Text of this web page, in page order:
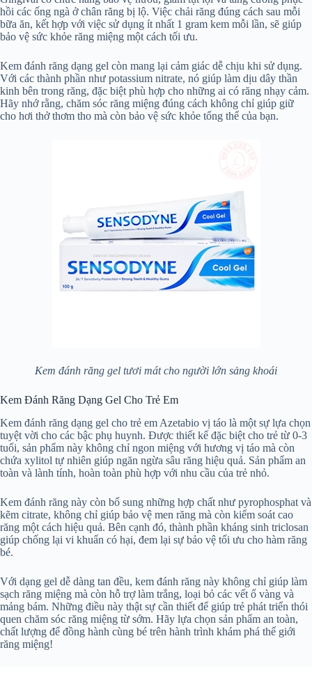
hồi các ống ngà ở chân răng bị lộ. Việc chải răng đúng cách sau mỗi
bữa ăn, kết hợp với việc sử dụng ít nhất 1 gram kem mỗi lần, sẽ giúp
bảo vệ sức khỏe răng miệng một cách tối ưu.
Kem đánh răng dạng gel còn mang lại cảm giác dễ chịu khi sử dụng.
Với các thành phần như potassium nitrate, nó giúp làm dịu dây thần
kinh bên trong răng, đặc biệt phù hợp cho những ai có răng nhạy cảm.
Hãy nhớ rằng, chăm sóc răng miệng đúng cách không chỉ giúp giữ
cho hơi thở thơm tho mà còn bảo vệ sức khỏe tổng thể của bạn.
Kem đánh răng gel tươi mát cho người lớn sảng khoái
Kem Đánh Răng Dạng Gel Cho Trẻ Em
Kem đánh răng dạng gel cho trẻ em Azetabio vị táo là một sự lựa chọn
tuyệt vời cho các bậc phụ huynh. Được thiết kế đặc biệt cho trẻ từ 0-3
tuổi, sản phẩm này không chỉ ngon miệng với hương vị táo mà còn
chứa xylitol tự nhiên giúp ngăn ngừa sâu răng hiệu quả. Sản phẩm an
toàn và lành tính, hoàn toàn phù hợp với nhu cầu của trẻ nhỏ.
Kem đánh răng này còn bổ sung những hợp chất như pyrophosphat và
kẽm citrate, không chỉ giúp bảo vệ men răng mà còn kiểm soát cao
răng một cách hiệu quả. Bên cạnh đó, thành phần kháng sinh triclosan
giúp chống lại vi khuẩn có hại, đem lại sự bảo vệ tối ưu cho hàm răng
bé.
Với dạng gel dễ dàng tan đều, kem đánh răng này không chỉ giúp làm
sạch răng miệng mà còn hỗ trợ làm trắng, loại bỏ các vết ố vàng và
mảng bám. Những điều này thật sự cần thiết để giúp trẻ phát triển thói
quen chăm sóc răng miệng từ sớm. Hãy lựa chọn sản phẩm an toàn,
chất lượng để đồng hành cùng bé trên hành trình khám phá thế giới
răng miệng!